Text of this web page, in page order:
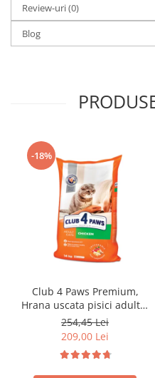
Review-uri(0)
Blog
-18%
Club 4 Paws Premium,
Hrana uscata pisici adulte,
cu Pui 14kg
254,45 Lei
209,00 Lei